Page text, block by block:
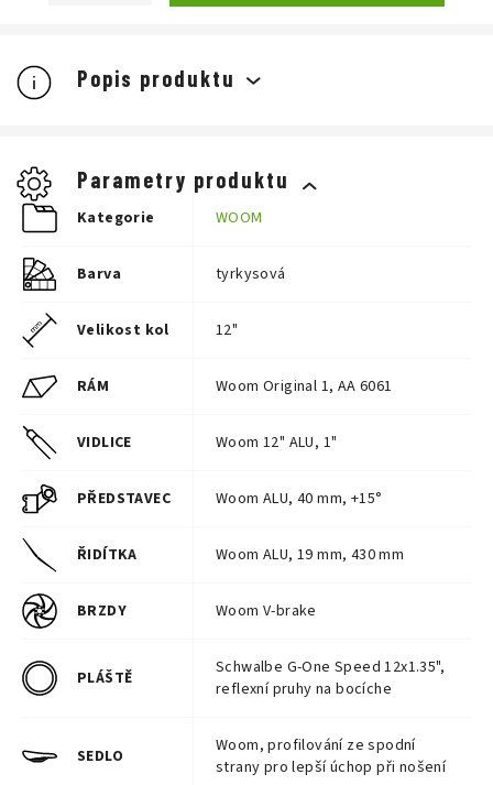
Popis produktu
Parametry produktu
Kategorie WOOM
Barva tyrkysová
Velikost kol 12"
RÁM Woom Original 1, AA 6061
VIDLICE Woom 12" ALU, 1"
PŘEDSTAVEC Woom ALU, 40 mm, +15°
ŘIDÍTKA Woom ALU, 19 mm, 430 mm
BRZDY Woom V-brake
PLÁŠTĚ
Schwalbe G-One Speed 12x1.35",
reflexní pruhy na bocíche
SEDLO
Woom, profilování ze spodní
strany pro lepší úchop při nošení